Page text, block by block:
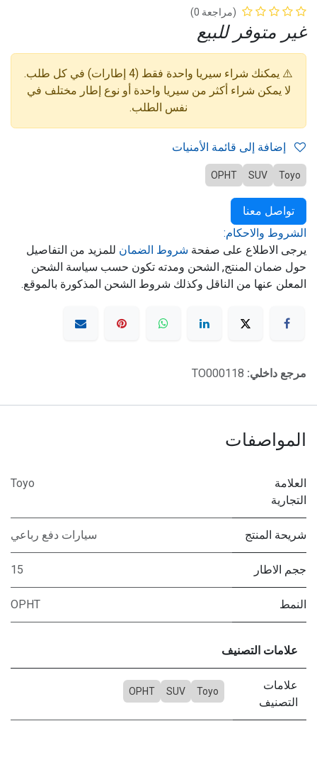
(مراجعة 0)
غير متوفر للبيع
⚠️ يمكنك شراء سيريا واحدة فقط (4 إطارات) في كل طلب.
لا يمكن شراء أكثر من سيريا واحدة أو نوع إطار مختلف في
نفس الطلب.
Toyo
SUV
OPHT
تواصل معنا
الشروط والاحكام:
يرجى الاطلاع على صفحة شروط الضمان للمزيد من التفاصيل
حول ضمان المنتج, الشحن ومدته تكون حسب سياسة الشحن
المعلن عنها من الناقل وكذلك شروط الشحن المذكورة بالموقع.
مرجع داخلي: TO000118
المواصفات
العلامة
التجارية
Toyo
شريحة المنتج سيارات دفع رباعي
ججم الاطار 15
النمط OPHT
علامات التصنيف
علامات
التصنيف
Toyo
SUV
OPHT